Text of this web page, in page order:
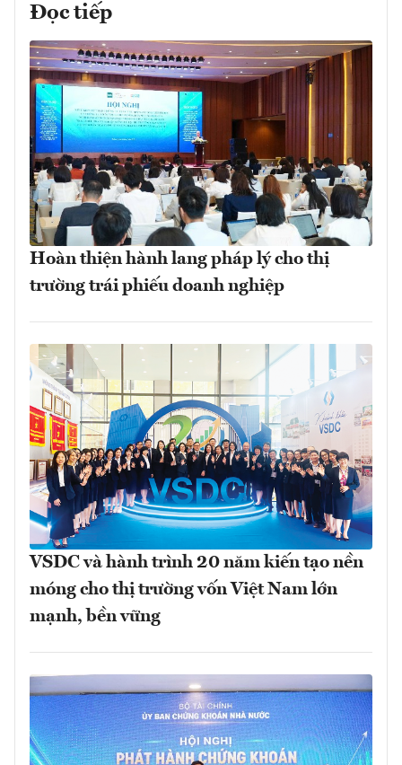
Đọc tiếp
Hoàn thiện hành lang pháp lý cho thị
trường trái phiếu doanh nghiệp
VSDC và hành trình 20 năm kiến tạo nền
móng cho thị trường vốn Việt Nam lớn
mạnh, bền vững